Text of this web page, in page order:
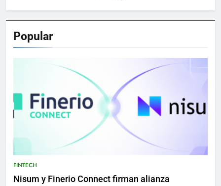
Popular
FINTECH
Nisum y Finerio Connect firman alianza